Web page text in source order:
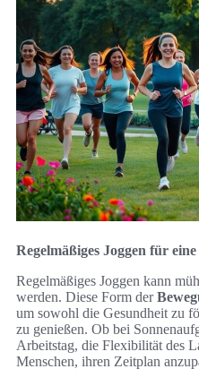
Regelmäßiges Joggen für
Regelmäßiges Joggen kann
werden. Diese Form der
um sowohl die Gesundheit zu
zu genießen. Ob bei
Arbeitstag, die Flexibilität des
Menschen, ihren Zeitplan